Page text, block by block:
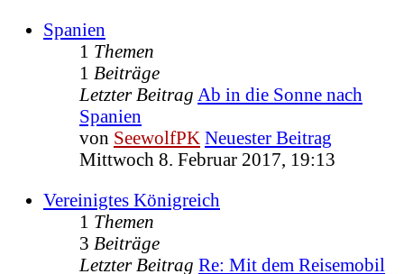
Spanien
1 Themen
1 Beiträge
Letzter Beitrag Ab in die Sonne nach
Spanien
von SeewolfPK Neuester Beitrag
Mittwoch 8. Februar 2017, 19:13
Vereinigtes Königreich
1 Themen
3 Beiträge
Letzter Beitrag Re: Mit dem Reisemobil